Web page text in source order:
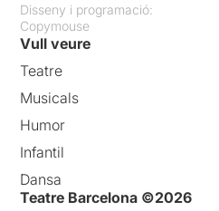
Disseny i programació:
Copymouse
Vull veure
Teatre
Musicals
Humor
Infantil
Dansa
Teatre Barcelona ©2026